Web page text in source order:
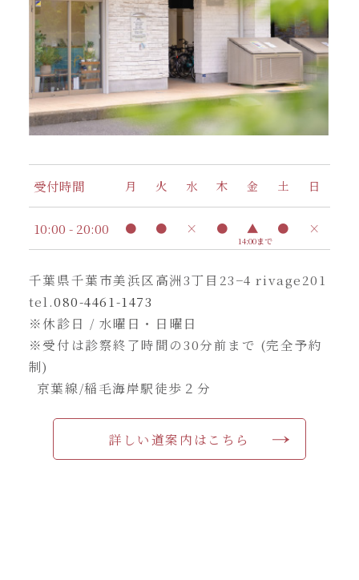
受付時間 月 火 水 木 金 土 日
10:00 - 20:00 ● ● × ● ▲
14:00まで
● ×
千葉県千葉市美浜区高洲3丁目23−4 rivage201
tel.080-4461-1473
※休診日 / 水曜日・日曜日
※受付は診察終了時間の30分前まで (完全予約
制)
京葉線/稲毛海岸駅徒歩２分
詳しい道案内はこちら